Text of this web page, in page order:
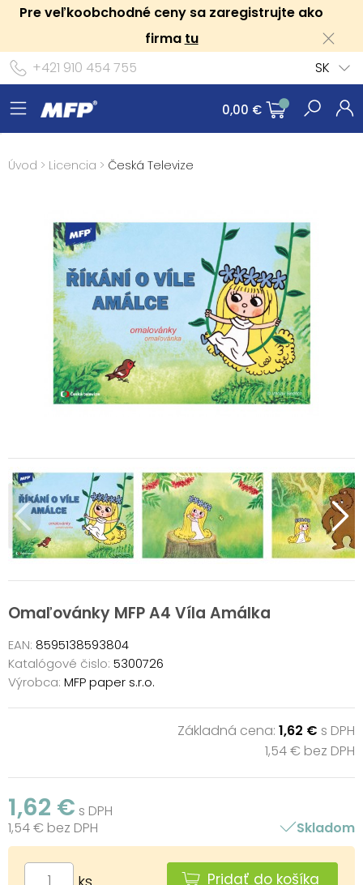
Pre veľkoobchodné ceny sa zaregistrujte ako
firma tu
+421 910 454 755
SK
0,00 €
Úvod > Licencia > Česká Televize
Omaľovánky MFP A4 Víla Amálka
EAN: 8595138593804
Katalógové čislo: 5300726
Výrobca: MFP paper s.r.o.
Základná cena: 1,62 € s DPH
1,54 € bez DPH
1,62 € s DPH
1,54 € bez DPH
Skladom
ks Pridať do košíka